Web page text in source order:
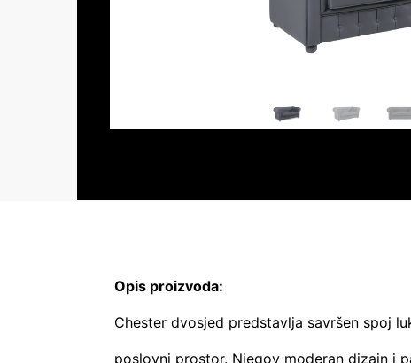
Opis proizvoda:
Chester dvosjed predstavlja savršen spoj
poslovni prostor. Njegov moderan dizajn i